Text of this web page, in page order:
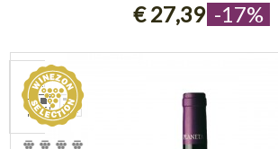
€ 27,39 -17%
VEDI COME